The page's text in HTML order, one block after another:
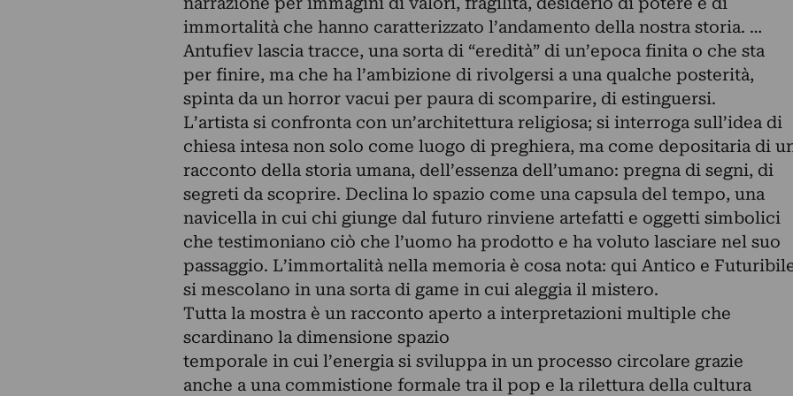
immortalità che hanno caratterizzato l’andamento della nostra storia. …
Antufiev lascia tracce, una sorta di “eredità” di un’epoca finita o che sta
per finire, ma che ha l’ambizione di rivolgersi a una qualche posterità,
spinta da un horror vacui per paura di scomparire, di estinguersi.
L’artista si confronta con un’architettura religiosa; si interroga sull’idea di
chiesa intesa non solo come luogo di preghiera, ma come depositaria di
racconto della storia umana, dell’essenza dell’umano: pregna di segni, di
segreti da scoprire. Declina lo spazio come una capsula del tempo, una
navicella in cui chi giunge dal futuro rinviene artefatti e oggetti simbolici
che testimoniano ciò che l’uomo ha prodotto e ha voluto lasciare nel suo
passaggio. L’immortalità nella memoria è cosa nota: qui Antico e
si mescolano in una sorta di game in cui aleggia il mistero.
Tutta la mostra è un racconto aperto a interpretazioni multiple che
scardinano la dimensione spazio
temporale in cui l’energia si sviluppa in un processo circolare grazie
anche a una commistione formale tra il pop e la rilettura della cultura